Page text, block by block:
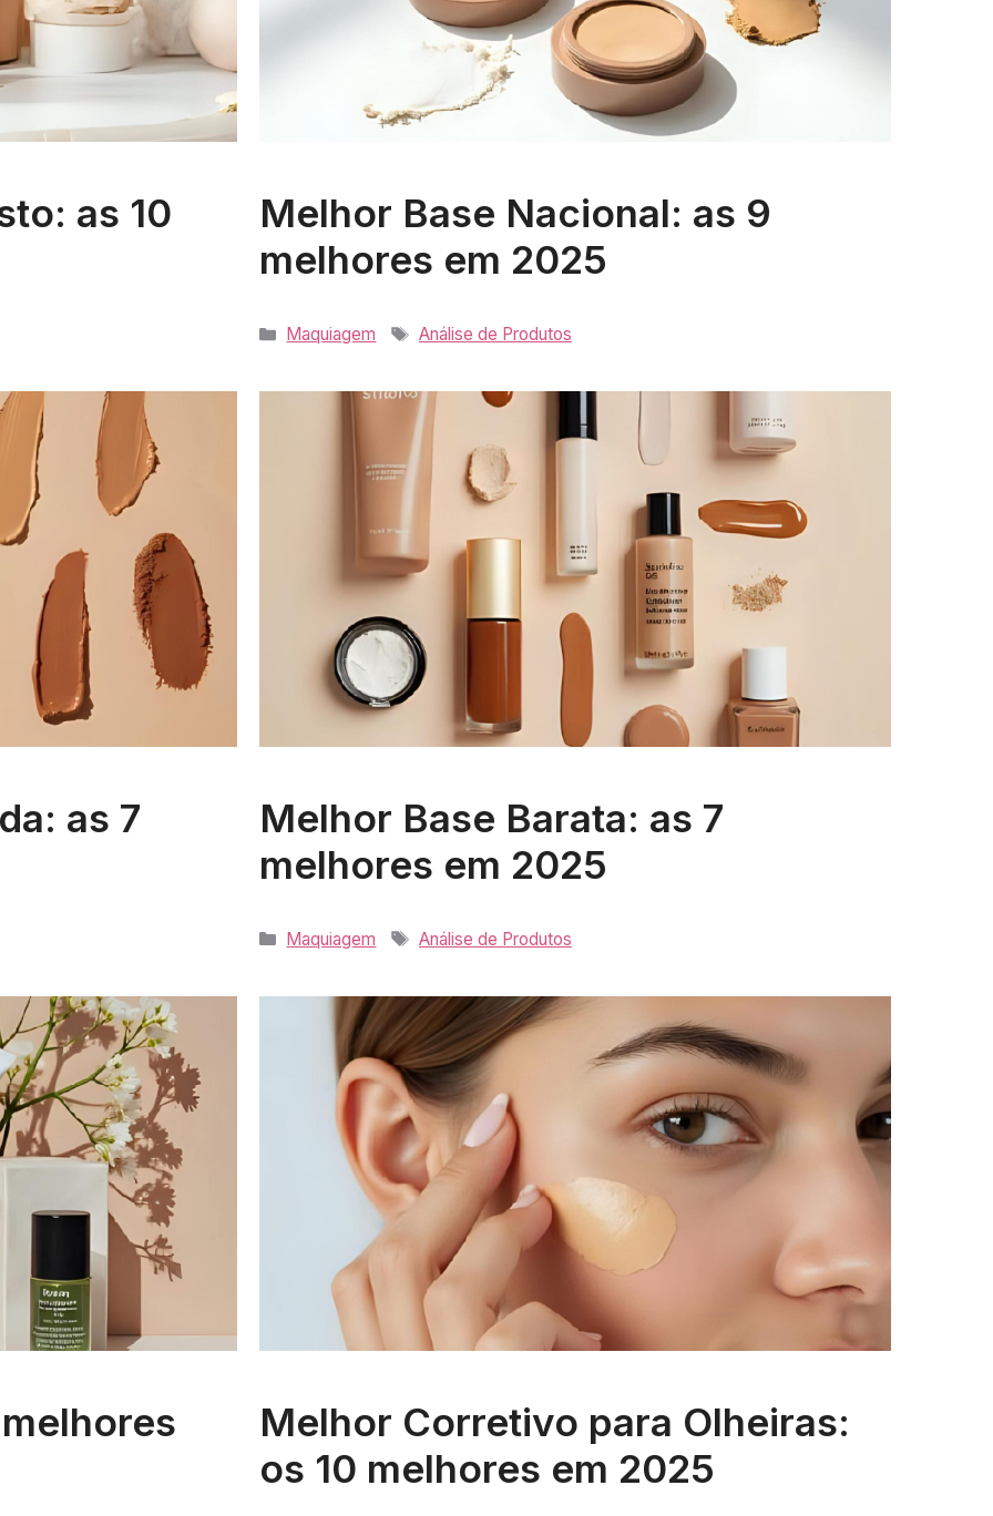
as 10
Melhor Base Nacional: as 9
melhores em 2025
Categorias
Maquiagem Tags
Análise de Produtos
as 7
Melhor Base Barata: as 7
melhores em 2025
Categorias
Maquiagem Tags
Análise de Produtos
Melhor Corretivo para Olheiras:
os 10 melhores em 2025